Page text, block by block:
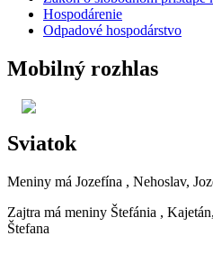
Hospodárenie
Odpadové hospodárstvo
Mobilný rozhlas
Sviatok
Meniny má Jozefína , Nehoslav,
Zajtra má meniny Štefánia ,
Štefana